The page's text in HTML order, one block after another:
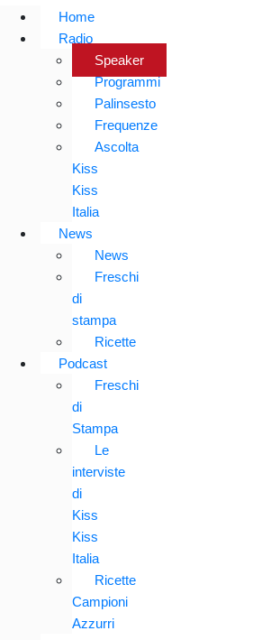
Home
Radio
Speaker
Programmi
Palinsesto
Frequenze
Ascolta
Kiss
Kiss
Italia
News
News
Freschi
di
stampa
Ricette
Podcast
Freschi
di
Stampa
Le
interviste
di
Kiss
Kiss
Italia
Ricette
Campioni
Azzurri